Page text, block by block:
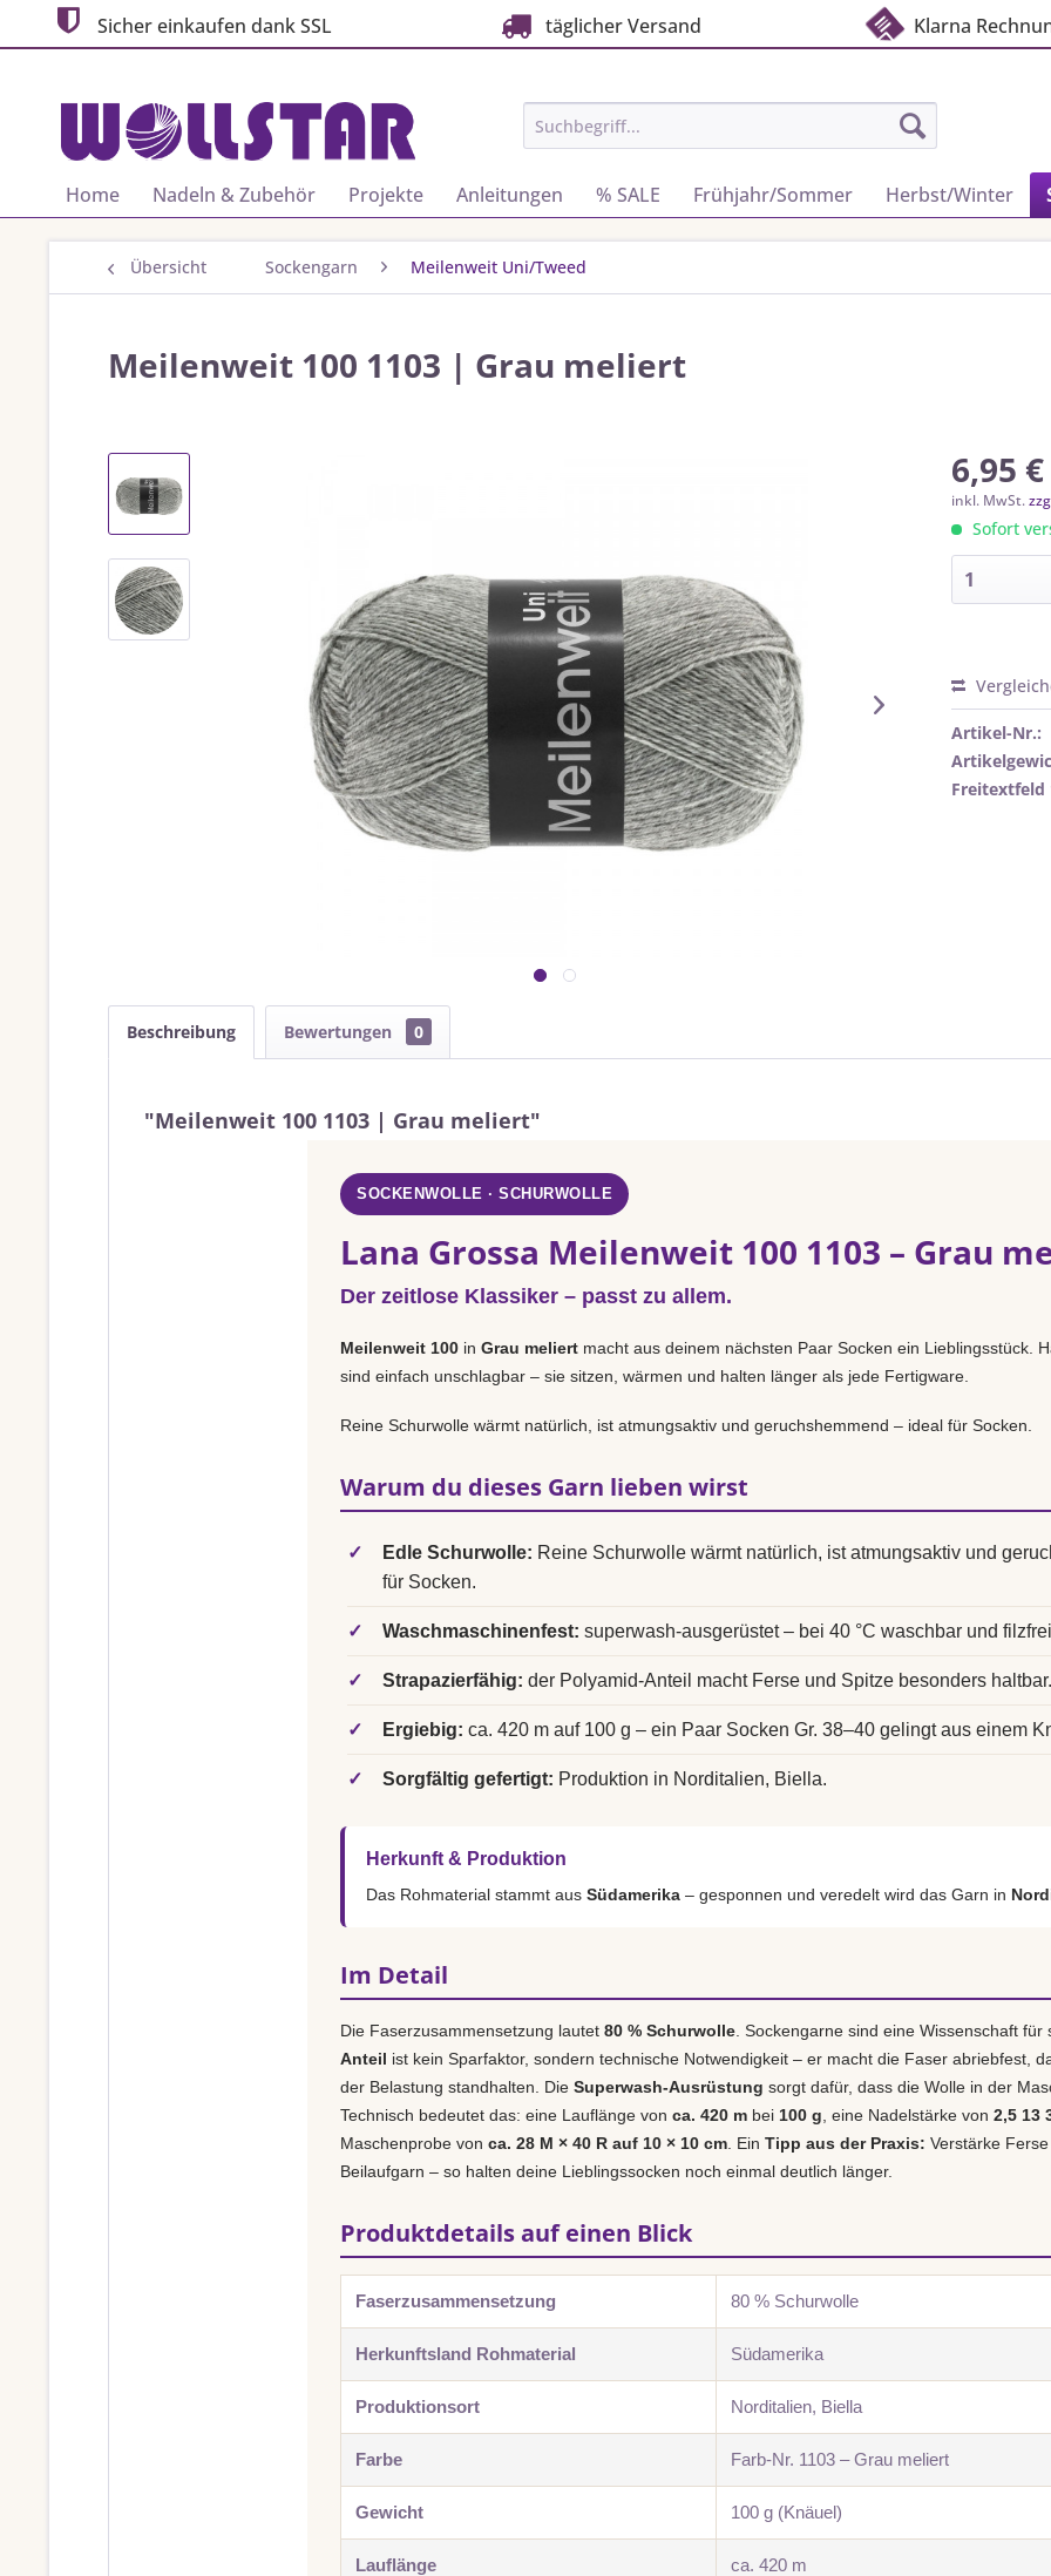
Sicher einkaufen dank SSL täglicher Versand Klarna
Home Nadeln & Zubehör Projekte Anleitungen % SALE Frühjahr/Sommer Herbst/Winter
Übersicht Sockengarn Meilenweit Uni/Tweed
Meilenweit 100 1103 | Grau meliert
6,95
inkl. MwSt.
Sofort
Artikel-Nr.:
Freitextfeld
Beschreibung Bewertungen 0
"Meilenweit 100 1103 | Grau meliert"
SOCKENWOLLE · SCHURWOLLE
Lana Grossa Meilenweit 100 1103 – Grau
Der zeitlose Klassiker – passt zu allem.
Meilenweit 100 in Grau meliert macht aus deinem nächsten Paar Socken ein Lieblingsstück.
sind einfach unschlagbar – sie sitzen, wärmen und halten länger als jede Fertigware.
Reine Schurwolle wärmt natürlich, ist atmungsaktiv und geruchshemmend – ideal für Socken.
Warum du dieses Garn lieben wirst
✓ Edle Schurwolle: Reine Schurwolle wärmt natürlich, ist atmungsaktiv und
für Socken.
✓ Waschmaschinenfest: superwash-ausgerüstet – bei 40 °C waschbar und
✓ Strapazierfähig: der Polyamid-Anteil macht Ferse und Spitze besonders haltbar.
✓ Ergiebig: ca. 420 m auf 100 g – ein Paar Socken Gr. 38–40 gelingt aus einem
✓ Sorgfältig gefertigt: Produktion in Norditalien, Biella.
Herkunft & Produktion
Das Rohmaterial stammt aus Südamerika – gesponnen und veredelt wird das Garn in
Im Detail
Die Faserzusammensetzung lautet 80 % Schurwolle . Sockengarne sind eine Wissenschaft für
Anteil ist kein Sparfaktor, sondern technische Notwendigkeit – er macht die Faser abriebfest,
der Belastung standhalten. Die Superwash-Ausrüstung sorgt dafür, dass die Wolle in der
Technisch bedeutet das: eine Lauflänge von ca. 420 m bei 100 g , eine Nadelstärke von 2,5 13
Maschenprobe von ca. 28 M × 40 R auf 10 × 10 cm . Ein Tipp aus der Praxis: Verstärke
Beilaufgarn – so halten deine Lieblingssocken noch einmal deutlich länger.
Produktdetails auf einen Blick
Faserzusammensetzung 80 % Schurwolle
Herkunftsland Rohmaterial Südamerika
Produktionsort Norditalien, Biella
Farbe Farb-Nr. 1103 – Grau meliert
Gewicht 100 g (Knäuel)
Lauflänge ca. 420 m